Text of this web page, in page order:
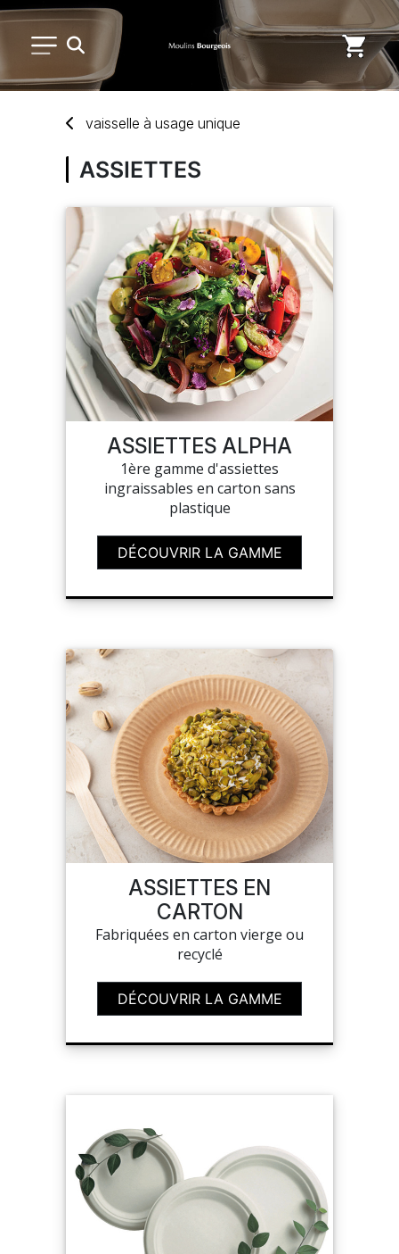
USAGE UNIQUE
DISTRIBUTION DE REPAS
MARQUES
NOUVEAUTÉS
MON COMPTE
MES LISTES
MA COMMANDE
PORTAIL
SUR-MESURE
vaisselle à usage unique
ASSIETTES
ASSIETTES ALPHA
1ère gamme d'assiettes
ingraissables en carton sans
plastique
DÉCOUVRIR LA GAMME
ASSIETTES EN
CARTON
Fabriquées en carton vierge ou
recyclé
DÉCOUVRIR LA GAMME